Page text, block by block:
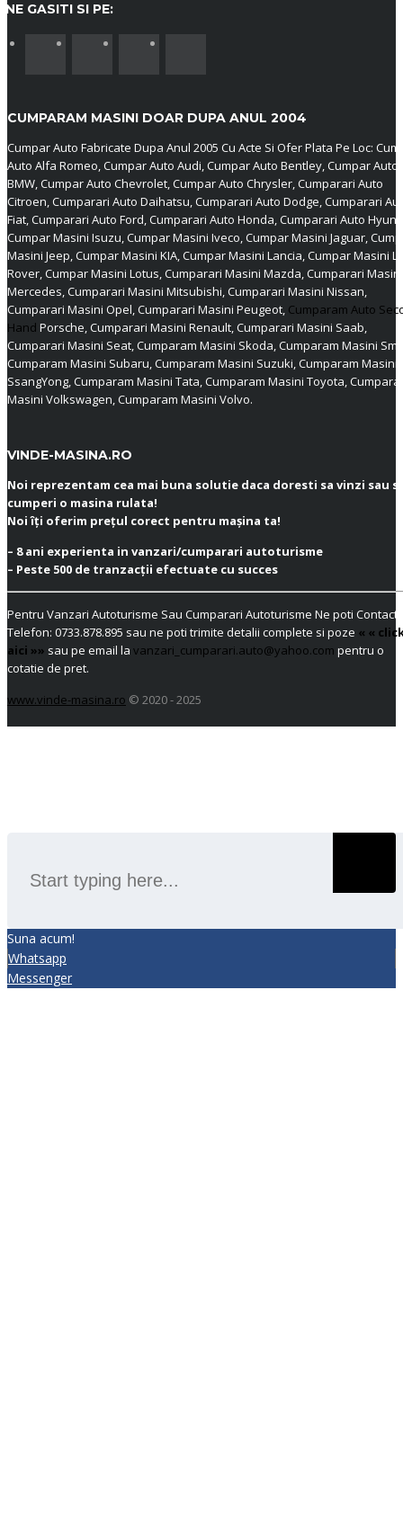
NE GASITI SI PE:
CUMPARAM MASINI DOAR DUPA ANUL 2004
Cumpar Auto Fabricate Dupa Anul 2005 Cu Acte Si Ofer Plata Pe Loc:
Auto Alfa Romeo, Cumpar Auto Audi, Cumpar Auto Bentley, Cumpar Auto
BMW, Cumpar Auto Chevrolet, Cumpar Auto Chrysler, Cumparari Auto
Citroen, Cumparari Auto Daihatsu, Cumparari Auto Dodge, Cumparari
Fiat, Cumparari Auto Ford, Cumparari Auto Honda, Cumparari Auto
Cumpar Masini Isuzu, Cumpar Masini Iveco, Cumpar Masini Jaguar,
Masini Jeep, Cumpar Masini KIA, Cumpar Masini Lancia, Cumpar Masini
Rover, Cumpar Masini Lotus, Cumparari Masini Mazda, Cumparari Masini
Mercedes, Cumparari Masini Mitsubishi, Cumparari Masini Nissan,
Cumparari Masini Opel, Cumparari Masini Peugeot, Cumparam Auto
Hand Porsche, Cumparari Masini Renault, Cumparari Masini Saab,
Cumparari Masini Seat, Cumparam Masini Skoda, Cumparam Masini
Cumparam Masini Subaru, Cumparam Masini Suzuki, Cumparam Masini
SsangYong, Cumparam Masini Tata, Cumparam Masini Toyota,
Masini Volkswagen, Cumparam Masini Volvo.
VINDE-MASINA.RO
Noi reprezentam cea mai buna solutie daca doresti sa vinzi sau
cumperi o masina rulata!
Noi îți oferim prețul corect pentru mașina ta!
– 8 ani experienta in vanzari/cumparari autoturisme
– Peste 500 de tranzacții efectuate cu succes
Pentru Vanzari Autoturisme Sau Cumparari Autoturisme Ne poti
Telefon: 0733.878.895 sau ne poti trimite detalii complete si poze « «
aici »» sau pe email la vanzari_cumparari.auto@yahoo.com pentru o
cotatie de pret.
www.vinde-masina.ro © 2020 - 2025
Suna acum!
Whatsapp
Messenger